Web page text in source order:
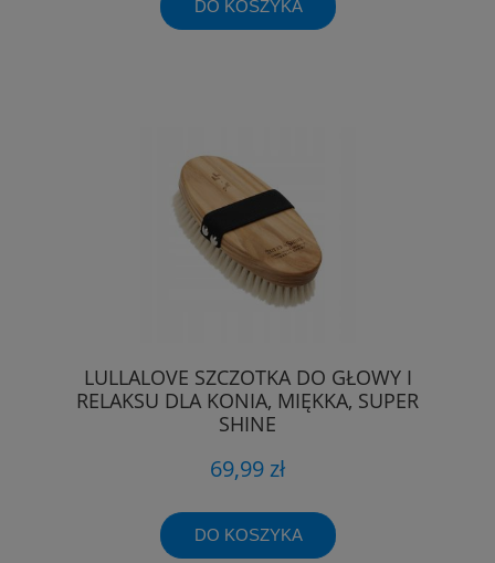
DO KOSZYKA
LULLALOVE SZCZOTKA DO GŁOWY I
RELAKSU DLA KONIA, MIĘKKA, SUPER
SHINE
69,99 zł
DO KOSZYKA